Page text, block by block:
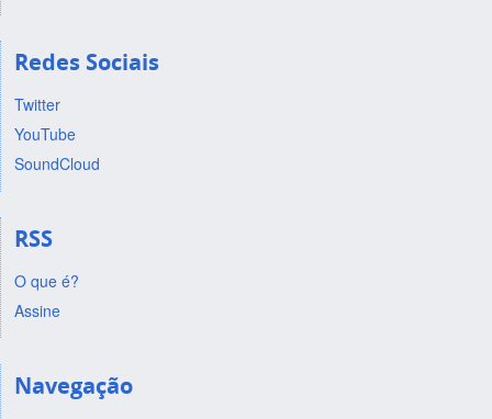
Redes Sociais
Twitter
YouTube
SoundCloud
RSS
O que é?
Assine
Navegação